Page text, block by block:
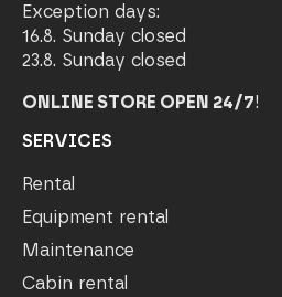
Exception days:
16.8. Sunday closed
23.8. Sunday closed
ONLINE STORE OPEN 24/7!
SERVICES
Rental
Equipment rental
Maintenance
Cabin rental